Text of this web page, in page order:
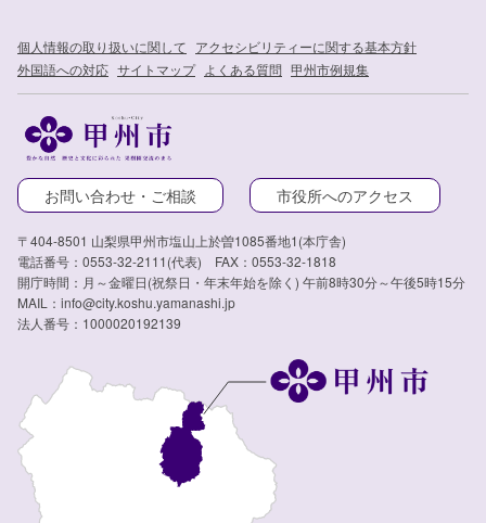
個人情報の取り扱いに関して アクセシビリティーに関する基本方針
外国語への対応 サイトマップ よくある質問 甲州市例規集
お問い合わせ・ご相談 市役所へのアクセス
〒404-8501 山梨県甲州市塩山上於曽1085番地1(本庁舎)
電話番号：0553-32-2111(代表) FAX：0553-32-1818
開庁時間：月～金曜日(祝祭日・年末年始を除く) 午前8時30分～午後5時15分
MAIL：info@city.koshu.yamanashi.jp
法人番号：1000020192139